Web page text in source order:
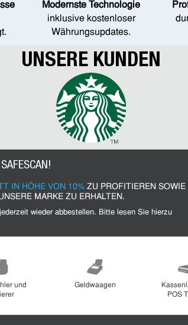
Modernste Technologie
inklusive kostenloser
Währungsupdates.
UNSERE KUNDEN
IN HÖHE VON 10% ZU PROFITIEREN SOWIE
MARKE ZU ERHALTEN.
und
Geldwaagen
POS